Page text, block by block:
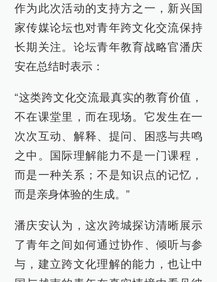
作为此次活动的支持方之一，新兴国
家传媒论坛也对青年跨文化交流保持
长期关注。论坛青年教育战略官潘庆
安在总结时表示：
“这类跨文化交流最真实的教育价值，
不在课堂里，而在现场。它发生在一
次次互动、解释、提问、困惑与共鸣
之中。国际理解能力不是一门课程，
而是一种关系；不是知识点的记忆，
而是亲身体验的生成。”
潘庆安认为，这次跨城探访清晰展示
了青年之间如何通过协作、倾听与参
与，建立跨文化理解的能力，也让中